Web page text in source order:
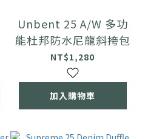
Unbent 25 A/W 多功
能杜邦防水尼龍斜挎包
NT$1,280
加入購物車